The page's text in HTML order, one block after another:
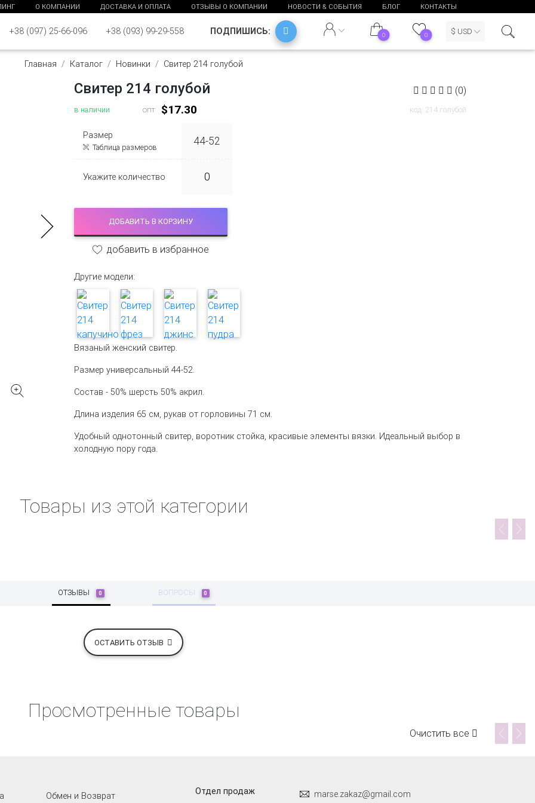
О КОМПАНИИ ДОСТАВКА И ОПЛАТА ОТЗЫВЫ О КОМПАНИИ НОВОСТИ & СОБЫТИЯ БЛОГ КОНТАКТЫ
+38 (097) 25-66-096 +38 (093) 99-29-558 ПОДПИШИСЬ: 0 0 $ USD
Главная Каталог Новинки Свитер 214 голубой
Свитер 214 голубой (0)
в наличии опт $17.30 код: 214 голубой
Размер
Таблица размеров
44-52
Укажите количество
ДОБАВИТЬ В КОРЗИНУ
добавить в избранное
Другие модели:
Вязаный женский свитер.
Размер универсальный 44-52.
Состав - 50% шерсть 50% акрил.
Длина изделия 65 см, рукав от горловины 71 см.
Удобный однотонный свитер, воротник стойка, красивые элементы вязки. Идеальный выбор в
холодную пору года.
Товары из этой категории
ОТЗЫВЫ 0 ВОПРОСЫ 0
ОСТАВИТЬ ОТЗЫВ
Просмотренные товары
Очистить все
Обмен и Возврат Отдел продаж marse.zakaz@gmail.com